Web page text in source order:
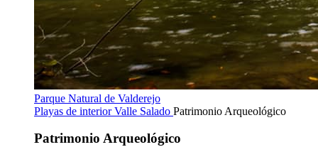
Parque Natural de Valderejo
Playas de interiorValle Salado Patrimonio Arqueológico
Patrimonio Arqueológico